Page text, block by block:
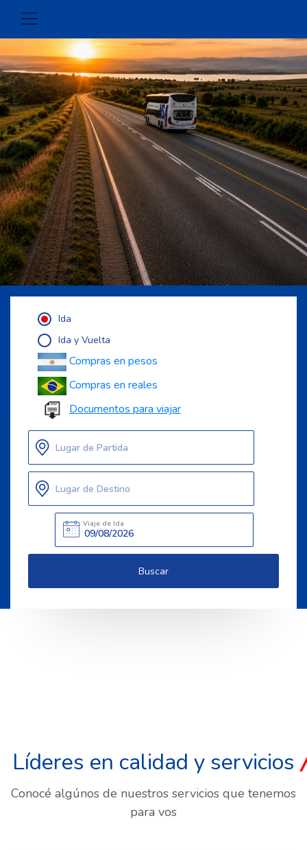
Ida
Ida y Vuelta
Compras en pesos
Compras en reales
Documentos para viajar
Lugar de Partida
Lugar de Destino
Viaje de Ida
Líderes en calidad y servicios
Conocé algúnos de nuestros servicios que tenemos
para vos